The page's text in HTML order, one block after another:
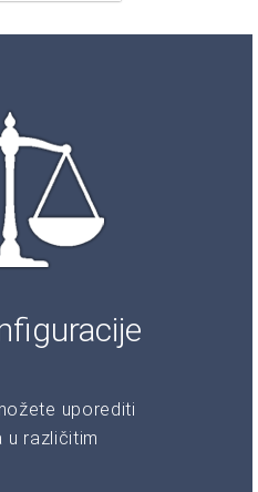
uporediti
u različitim